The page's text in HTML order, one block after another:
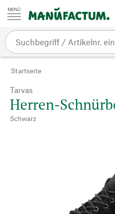
Zum Inhalt springen
Startseite
Tarvas
Herren-
Schwarz